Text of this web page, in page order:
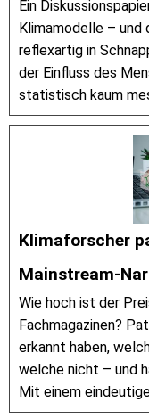
Ein
Klimamodelle –
reflexartig in
der Einfluss des
statistisch kaum
Klimaforscher
Mainstream-
Wie hoch ist der
Fachmagazinen?
erkannt haben,
welche nicht – und
Mit einem